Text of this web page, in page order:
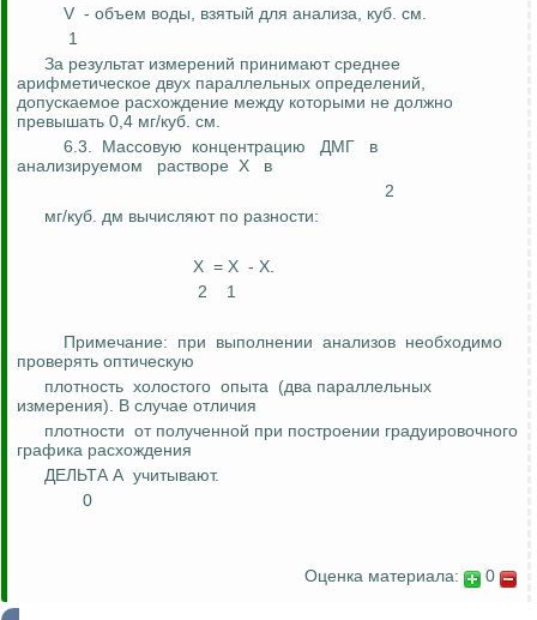
V - объем воды, взятый для анализа, куб. см.
1
За результат измерений принимают среднее
арифметическое двух параллельных определений,
допускаемое расхождение между которыми не должно
превышать 0,4 мг/куб. см.
6.3.
Массовую концентрацию ДМГ
в
анализируемом
растворе X
в
2
мг/куб. дм вычисляют по разности:
X = X - X.
2
1
Примечание: при выполнении анализов необходимо
проверять оптическую
плотность холостого опыта (два параллельных
измерения). В случае отличия
плотности от полученной при построении градуировочного
графика расхождения
ДЕЛЬТА A учитывают.
0
Оценка материала: 0